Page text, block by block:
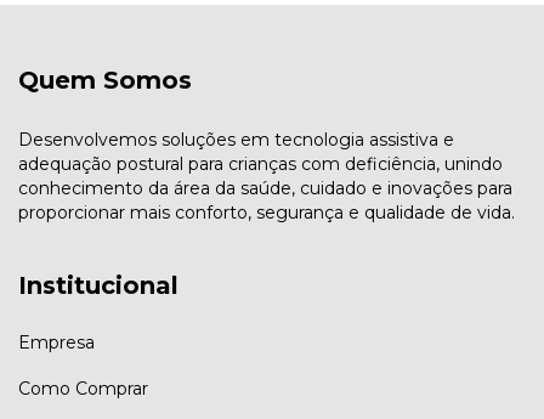
Quem Somos
Desenvolvemos soluções em tecnologia assistiva e
adequação postural para crianças com deficiência, unindo
conhecimento da área da saúde, cuidado e inovações para
proporcionar mais conforto, segurança e qualidade de vida.
Institucional
Empresa
Como Comprar